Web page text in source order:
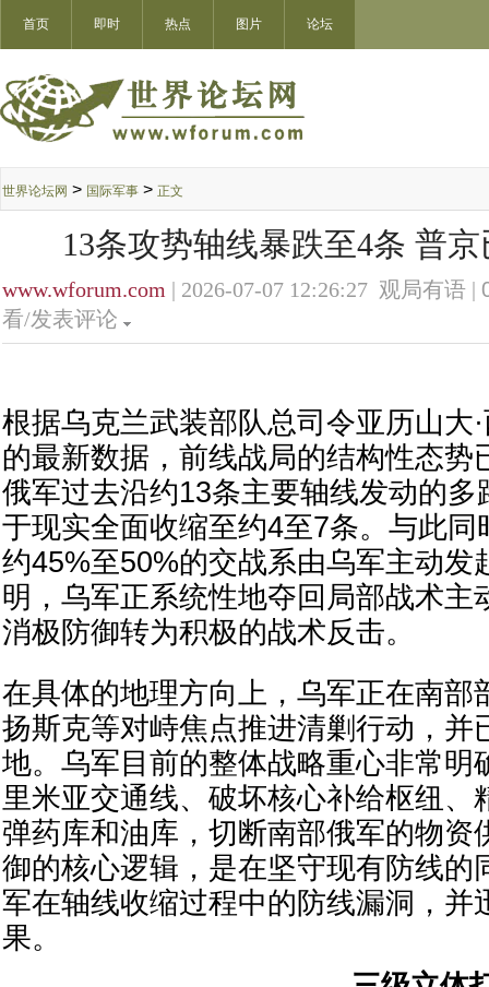
首页 即时 热点 图片 论坛
世界论坛网 > 国际军事 > 正文
13条攻势轴线暴跌至4条 普
www.wforum.com | 2026-07-07 12:26:27 观局有语 |
看/发表评论
根据乌克兰武装部队总司令亚历山大
的最新数据，前线战局的结构性态势
俄军过去沿约13条主要轴线发动的多
于现实全面收缩至约4至7条。与此同
约45%至50%的交战系由乌军主动发
明，乌军正系统性地夺回局部战术主
消极防御转为积极的战术反击。
在具体的地理方向上，乌军正在南部
扬斯克等对峙焦点推进清剿行动，并
地。乌军目前的整体战略重心非常明
里米亚交通线、破坏核心补给枢纽、
弹药库和油库，切断南部俄军的物资
御的核心逻辑，是在坚守现有防线的
军在轴线收缩过程中的防线漏洞，并
果。